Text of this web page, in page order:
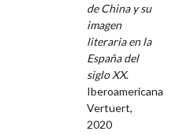
de China y su
imagen
literaria en la
España del
siglo XX.
Iberoamericana
Vertuert,
2020